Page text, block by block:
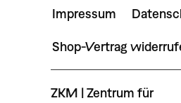
Impressum
Shop-Vertrag
ZKM | Zentrum für